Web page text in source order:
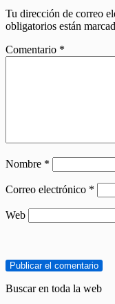
Tu dirección de correo
obligatorios están
Comentario *
Nombre *
Correo electrónico *
Web
Buscar en toda la web